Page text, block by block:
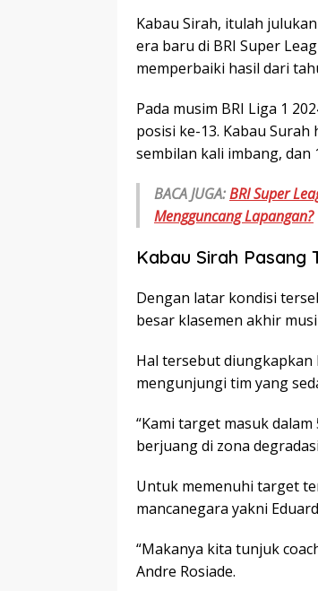
Kabau Sirah, itulah
era baru di BRI Super
memperbaiki hasil dari
Pada musim BRI Liga 1
posisi ke-13. Kabau
sembilan kali imbang, dan
BACA JUGA:BRI Super
Mengguncang Lapangan?
Kabau Sirah Pasang
Dengan latar kondisi
besar klasemen akhir
Hal tersebut diungkapkan
mengunjungi tim yang
“Kami target masuk
berjuang di zona
Untuk memenuhi target
mancanegara yakni
“Makanya kita tunjuk
Andre Rosiade.